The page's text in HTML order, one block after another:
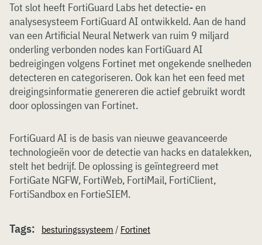
Tot slot heeft FortiGuard Labs het detectie- en
analysesysteem FortiGuard AI ontwikkeld. Aan de hand
van een Artificial Neural Netwerk van ruim 9 miljard
onderling verbonden nodes kan FortiGuard AI
bedreigingen volgens Fortinet met ongekende snelheden
detecteren en categoriseren. Ook kan het een feed met
dreigingsinformatie genereren die actief gebruikt wordt
door oplossingen van Fortinet.
FortiGuard AI is de basis van nieuwe geavanceerde
technologieën voor de detectie van hacks en datalekken,
stelt het bedrijf. De oplossing is geïntegreerd met
FortiGate NGFW, FortiWeb, FortiMail, FortiClient,
FortiSandbox en FortieSIEM.
Tags: besturingssysteem / Fortinet